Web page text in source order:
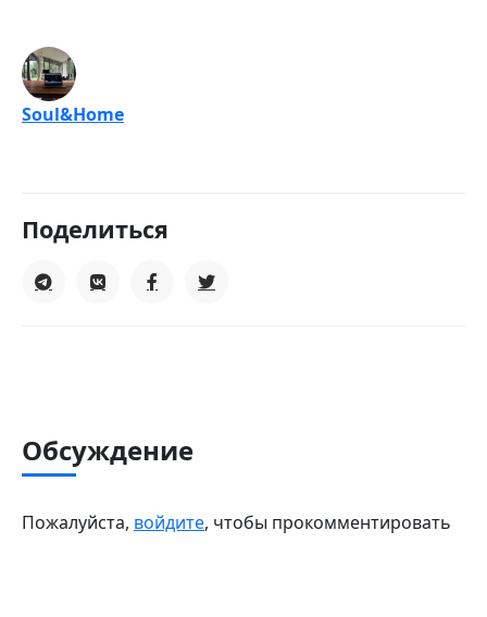
Soul&Home
Поделиться
Обсуждение
Пожалуйста, войдите, чтобы прокомментировать